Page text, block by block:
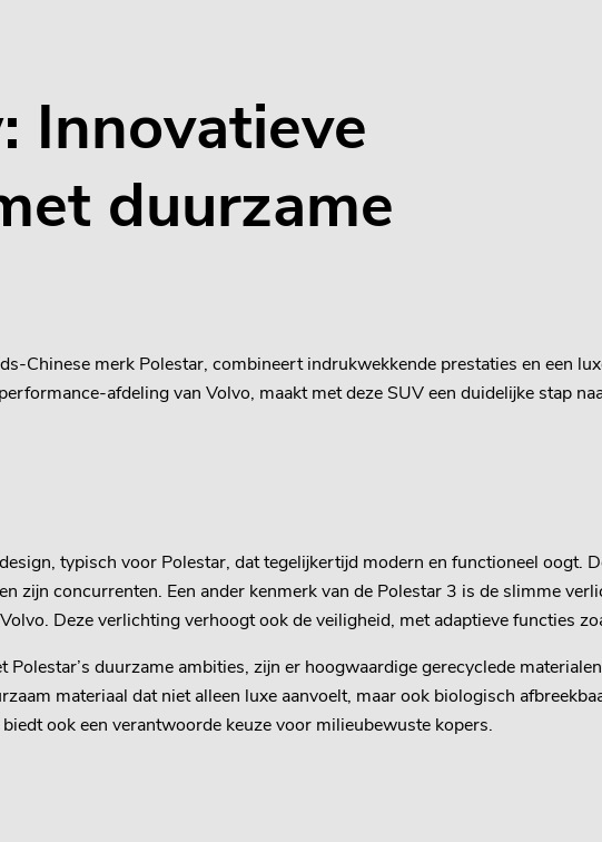
Innovatieve
duurzame
Chinese merk Polestar, combineert indrukwekkende prestaties en een
afdeling van Volvo, maakt met deze SUV een duidelijke stap
typisch voor Polestar, dat tegelijkertijd modern en functioneel oogt.
zijn concurrenten. Een ander kenmerk van de Polestar 3 is de slimme
Deze verlichting verhoogt ook de veiligheid, met adaptieve functies
duurzame ambities, zijn er hoogwaardige gerecyclede
materiaal dat niet alleen luxe aanvoelt, maar ook biologisch
ook een verantwoorde keuze voor milieubewuste kopers.